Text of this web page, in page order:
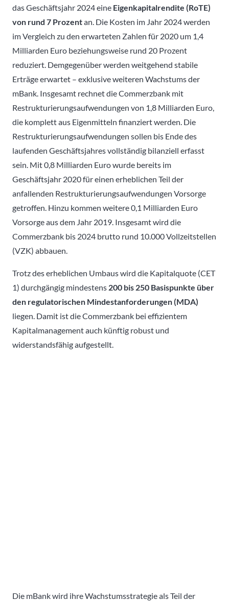
das Geschäftsjahr 2024 eine Eigenkapitalrendite (RoTE)
von rund 7 Prozentan. Die Kosten im Jahr 2024 werden
im Vergleich zu den erwarteten Zahlen für 2020 um 1,4
Milliarden Euro beziehungsweise rund 20 Prozent
reduziert. Demgegenüber werden weitgehend stabile
Erträge erwartet – exklusive weiteren Wachstums der
mBank. Insgesamt rechnet die Commerzbank mit
Restrukturierungsaufwendungen von 1,8 Milliarden Euro,
die komplett aus Eigenmitteln finanziert werden. Die
Restrukturierungsaufwendungen sollen bis Ende des
laufenden Geschäftsjahres vollständig bilanziell erfasst
sein. Mit 0,8 Milliarden Euro wurde bereits im
Geschäftsjahr 2020 für einen erheblichen Teil der
anfallenden Restrukturierungsaufwendungen Vorsorge
getroffen. Hinzu kommen weitere 0,1 Milliarden Euro
Vorsorge aus dem Jahr 2019. Insgesamt wird die
Commerzbank bis 2024 brutto rund 10.000 Vollzeitstellen
(VZK) abbauen.
Trotz des erheblichen Umbaus wird die Kapitalquote (CET
1) durchgängig mindestens 200 bis 250 Basispunkte über
den regulatorischen Mindestanforderungen (MDA)
liegen. Damit ist die Commerzbank bei effizientem
Kapitalmanagement auch künftig robust und
widerstandsfähig aufgestellt.
Die mBank wird ihre Wachstumsstrategie als Teil der